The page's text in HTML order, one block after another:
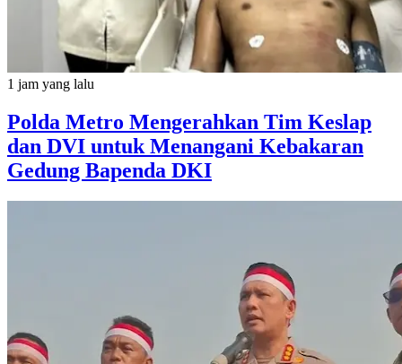
1 jam yang lalu
Polda Metro Mengerahkan Tim Keslap
dan DVI untuk Menangani Kebakaran
Gedung Bapenda DKI